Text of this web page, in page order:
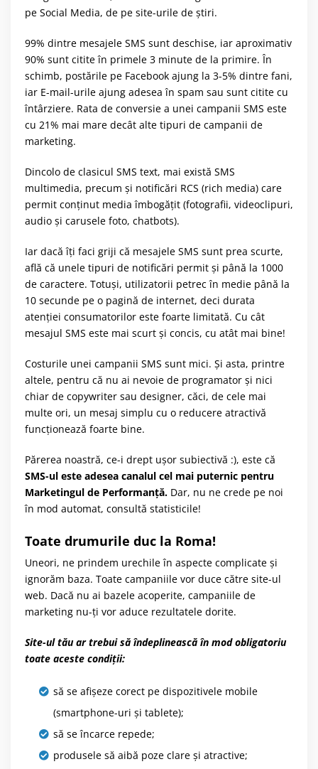
pe Social Media, de pe site-urile de știri.
99% dintre mesajele SMS sunt deschise, iar aproximativ
90% sunt citite în primele 3 minute de la primire. În
schimb, postările pe Facebook ajung la 3-5% dintre fani,
iar E-mail-urile ajung adesea în spam sau sunt citite cu
întârziere. Rata de conversie a unei campanii SMS este
cu 21% mai mare decât alte tipuri de campanii de
marketing.
Dincolo de clasicul SMS text, mai există SMS
multimedia, precum și notificări RCS (rich media) care
permit conținut media îmbogățit (fotografii, videoclipuri,
audio și carusele foto, chatbots).
Iar dacă îți faci griji că mesajele SMS sunt prea scurte,
află că unele tipuri de notificări permit și până la 1000
de caractere. Totuși, utilizatorii petrec în medie până la
10 secunde pe o pagină de internet, deci durata
atenției consumatorilor este foarte limitată. Cu cât
mesajul SMS este mai scurt și concis, cu atât mai bine!
Costurile unei campanii SMS sunt mici. Și asta, printre
altele, pentru că nu ai nevoie de programator și nici
chiar de copywriter sau designer, căci, de cele mai
multe ori, un mesaj simplu cu o reducere atractivă
funcționează foarte bine.
Părerea noastră, ce-i drept ușor subiectivă :), este că
SMS-ul este adesea canalul cel mai puternic pentru
Marketingul de Performanță. Dar, nu ne crede pe noi
în mod automat, consultă statisticile!
Toate drumurile duc la Roma!
Uneori, ne prindem urechile în aspecte complicate și
ignorăm baza. Toate campaniile vor duce către site-ul
web. Dacă nu ai bazele acoperite, campaniile de
marketing nu-ți vor aduce rezultatele dorite.
Site-ul tău ar trebui să îndeplinească în mod obligatoriu
toate aceste condiții:
să se afișeze corect pe dispozitivele mobile
(smartphone-uri și tablete);
să se încarce repede;
produsele să aibă poze clare și atractive;